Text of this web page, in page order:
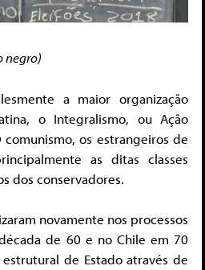
negro)
a maior organização
o Integralismo, ou Ação
comunismo, os estrangeiros de
as ditas classes
dos conservadores.
novamente nos processos
de 60 e no Chile em 70
de Estado através de